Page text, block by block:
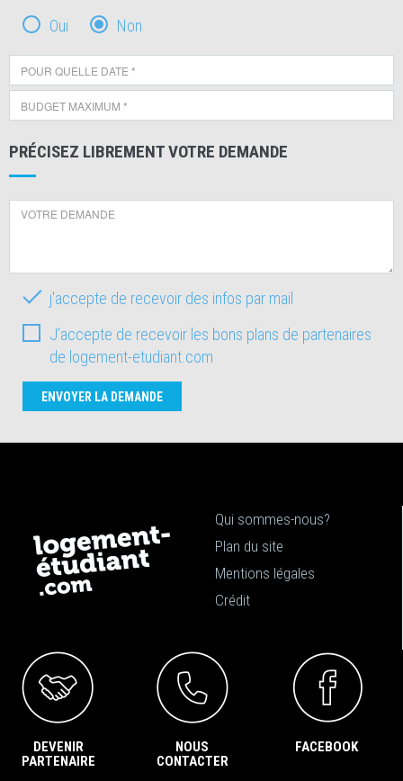
Oui
Non
PRÉCISEZ LIBREMENT VOTRE DEMANDE
j'accepte de recevoir des infos par mail
J’accepte de recevoir les bons plans de partenaires
de logement-etudiant.com
ENVOYER LA DEMANDE
Qui sommes-nous?
Plan du site
Mentions légales
Crédit
DEVENIR
PARTENAIRE
NOUS
CONTACTER
FACEBOOK